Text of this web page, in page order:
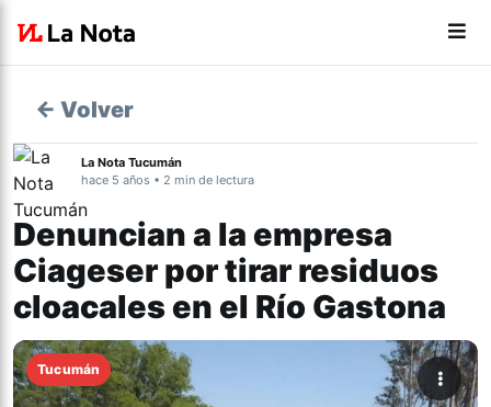
← Volver
La Nota Tucumán
hace 5 años • 2 min de lectura
Denuncian a la empresa
Ciageser por tirar residuos
cloacales en el Río Gastona
Tucumán